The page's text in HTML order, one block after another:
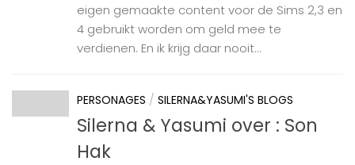
eigen gemaakte content voor de Sims 2,3 en
4 gebruikt worden om geld mee te
verdienen. En ik krijg daar nooit...
PERSONAGES / SILERNA&YASUMI'S BLOGS
Silerna & Yasumi over : Son
Hak